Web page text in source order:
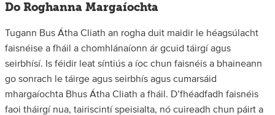
Do Roghanna Margaíochta
Tugann Bus Átha Cliath an rogha duit maidir le héagsúlacht
faisnéise a fháil a chomhlánaíonn ár gcuid táirgí agus
seirbhísí. Is féidir leat síntiús a íoc chun faisnéis a bhaineann
go sonrach le táirge agus seirbhís agus cumarsáid
mhargaíochta Bhus Átha Cliath a fháil. D’fhéadfadh faisnéis
faoi tháirgí nua, tairiscintí speisialta, nó cuireadh chun páirt a